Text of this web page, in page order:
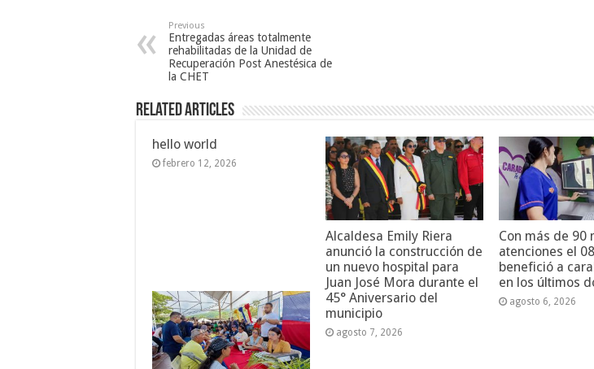
Previous
Entregadas áreas totalmente
rehabilitadas de la Unidad de
Recuperación Post Anestésica de
la CHET
Related Articles
hello world
febrero 12, 2026
Alcaldesa Emily Riera
anunció la construcción de
un nuevo hospital para
Juan José Mora durante el
45° Aniversario del
municipio
agosto 7, 2026
Con más de 90
atenciones el
benefició a
en los últimos
agosto 6, 2026